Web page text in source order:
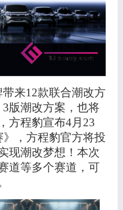
来12款联合潮改方
版潮改方案，也将
方程豹宣布4月23
》，方程豹官方将投
现潮改梦想！本次
道等多个赛道，可